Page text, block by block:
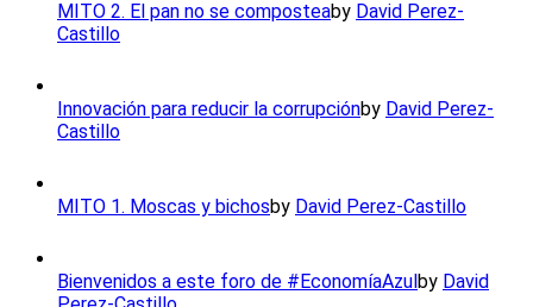
MITO 2. El pan no se composteaby David Perez-
Castillo
Innovación para reducir la corrupciónby David Perez-
Castillo
MITO 1. Moscas y bichosby David Perez-Castillo
Bienvenidos a este foro de #EconomíaAzulby David